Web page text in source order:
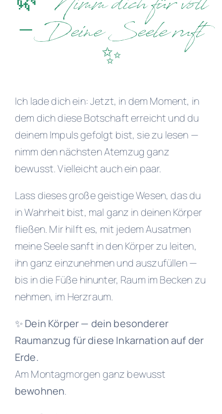
Über mich
Kontakt
– Deine Seele ruft
✨
Ich lade dich ein: Jetzt, in dem Moment, in
dem dich diese Botschaft erreicht und du
deinem Impuls gefolgt bist, sie zu lesen —
nimm den nächsten Atemzug ganz
bewusst. Vielleicht auch ein paar.
Lass dieses große geistige Wesen, das du
in Wahrheit bist, mal ganz in deinen Körper
fließen. Mir hilft es, mit jedem Ausatmen
meine Seele sanft in den Körper zu leiten,
ihn ganz einzunehmen und auszufüllen —
bis in die Füße hinunter, Raum im Becken zu
nehmen, im Herzraum.
✨ Dein Körper — dein besonderer
Raumanzug für diese Inkarnation auf der
Erde.
Am Montagmorgen ganz bewusst
bewohnen.